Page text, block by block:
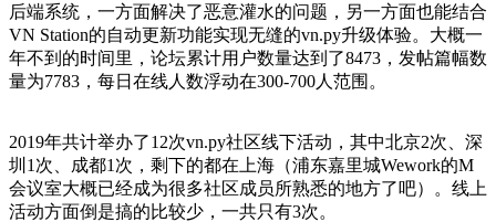
后端系统，一方面解决了恶意灌水的问题，另一方面也能结合
VN Station的自动更新功能实现无缝的vn.py升级体验。大概一
年不到的时间里，论坛累计用户数量达到了8473，发帖篇幅数
量为7783，每日在线人数浮动在300-700人范围。
2019年共计举办了12次vn.py社区线下活动，其中北京2次、深
圳1次、成都1次，剩下的都在上海（浦东嘉里城Wework的M
会议室大概已经成为很多社区成员所熟悉的地方了吧）。线上
活动方面倒是搞的比较少，一共只有3次。